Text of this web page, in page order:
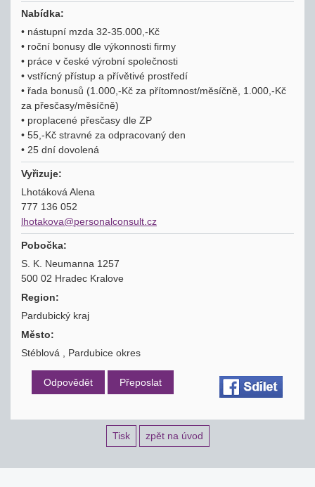
Nabídka:
• nástupní mzda 32-35.000,-Kč
• roční bonusy dle výkonnosti firmy
• práce v české výrobní společnosti
• vstřícný přístup a přívětivé prostředí
• řada bonusů (1.000,-Kč za přítomnost/měsíčně, 1.000,-Kč
za přesčasy/měsíčně)
• proplacené přesčasy dle ZP
• 55,-Kč stravné za odpracovaný den
• 25 dní dovolená
Vyřizuje:
Lhotáková Alena
777 136 052
lhotakova@personalconsult.cz
Pobočka:
S. K. Neumanna 1257
500 02 Hradec Kralove
Region:
Pardubický kraj
Město:
Stéblová , Pardubice okres
Odpovědět Přeposlat
Tisk zpět na úvod